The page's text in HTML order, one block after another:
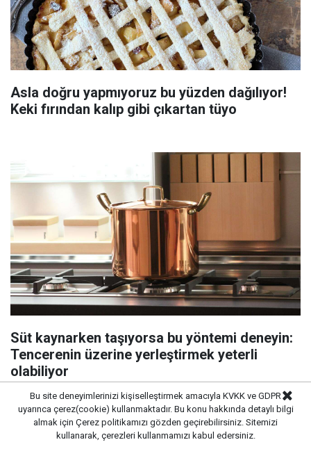
Asla doğru yapmıyoruz bu yüzden dağılıyor!
Keki fırından kalıp gibi çıkartan tüyo
Süt kaynarken taşıyorsa bu yöntemi deneyin:
Tencerenin üzerine yerleştirmek yeterli
olabiliyor
Bu site deneyimlerinizi kişiselleştirmek amacıyla KVKK ve GDPR
uyarınca çerez(cookie) kullanmaktadır. Bu konu hakkında detaylı bilgi
almak için Çerez politikamızı gözden geçirebilirsiniz. Sitemizi
kullanarak, çerezleri kullanmamızı kabul edersiniz.